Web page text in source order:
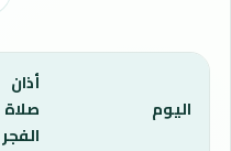
اليوم
أذان
صلاة
الفجر